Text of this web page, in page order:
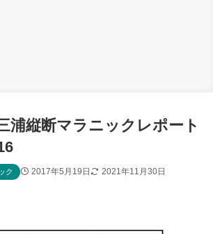
浦縦断マラニックレポート
ク 2017年5月19日 2021年11月30日